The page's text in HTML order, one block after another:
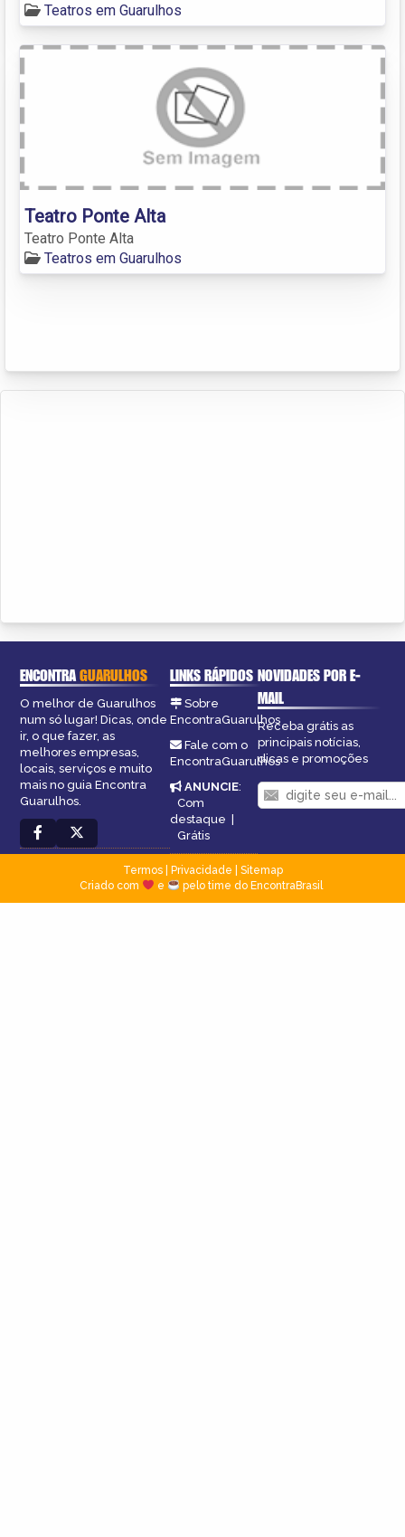
Teatros em Guarulhos
Teatro Ponte Alta
Teatro Ponte Alta
Teatros em Guarulhos
ENCONTRAGUARULHOS
O melhor de Guarulhos
num só lugar! Dicas, onde
ir, o que fazer, as
melhores empresas,
locais, serviços e muito
mais no guia Encontra
Guarulhos.
LINKS RÁPIDOS
Sobre
EncontraGuarulhos
Fale com o
EncontraGuarulhos
ANUNCIE:
Com
destaque |
Grátis
NOVIDADES POR E-
MAIL
Receba grátis as
principais notícias,
dicas e promoções
Termos| Privacidade
Sitemap
Criado com
e pelo time do EncontraBrasil